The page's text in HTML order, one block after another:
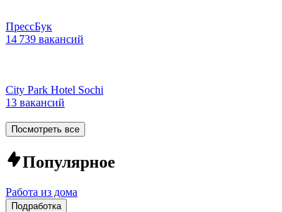
ПрессБук
14 739 вакансий
City Park Hotel Sochi
13 вакансий
Посмотреть все
Популярное
Работа из дома
Подработка